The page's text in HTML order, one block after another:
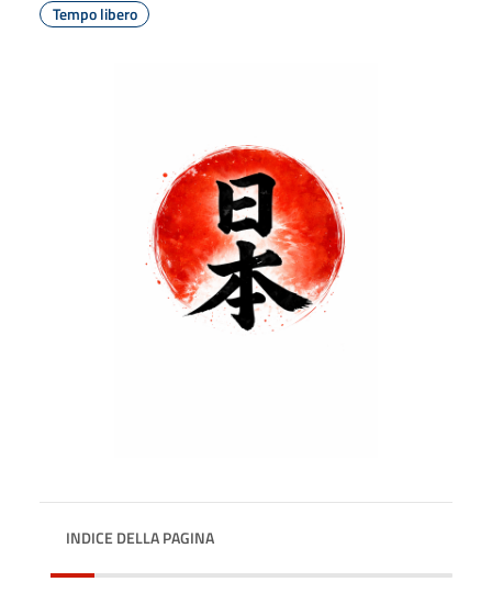
Tempo libero
INDICE DELLA PAGINA